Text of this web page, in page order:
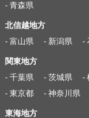
- 青森県
北信越地方
- 富山県
- 新潟県 -
関東地方
- 千葉県
- 茨城県 -
- 東京都
- 神奈川県
東海地方